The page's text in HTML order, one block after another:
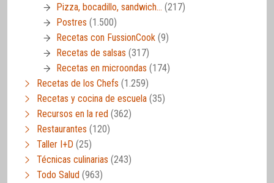
Pizza, bocadillo, sandwich… (217)
Postres (1.500)
Recetas con FussionCook (9)
Recetas de salsas (317)
Recetas en microondas (174)
Recetas de los Chefs (1.259)
Recetas y cocina de escuela (35)
Recursos en la red (362)
Restaurantes (120)
Taller I+D (25)
Técnicas culinarias (243)
Todo Salud (963)